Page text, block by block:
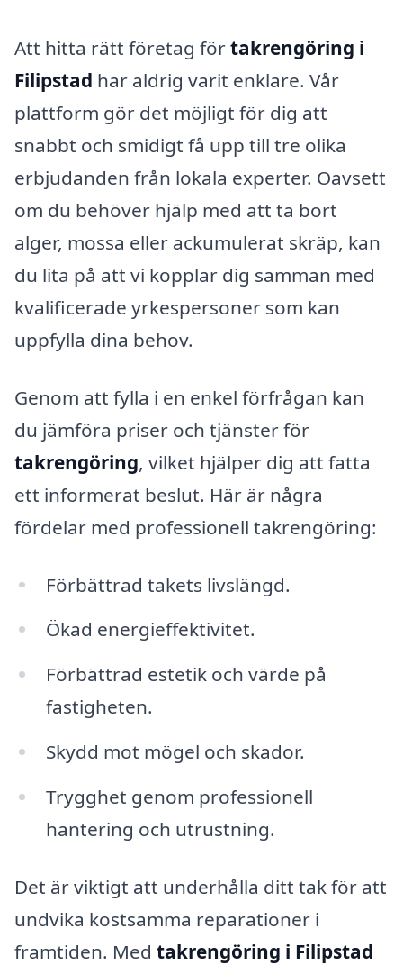
Att hitta rätt företag förtakrengöring i
Filipstad har aldrig varit enklare. Vår
plattform gör det möjligt för dig att
snabbt och smidigt få upp till tre olika
erbjudanden från lokala experter. Oavsett
om du behöver hjälp med att ta bort
alger, mossa eller ackumulerat skräp, kan
du lita på att vi kopplar dig samman med
kvalificerade yrkespersoner som kan
uppfylla dina behov.
Genom att fylla i en enkel förfrågan kan
du jämföra priser och tjänster för
takrengöring, vilket hjälper dig att fatta
ett informerat beslut. Här är några
fördelar med professionell takrengöring:
Förbättrad takets livslängd.
Ökad energieffektivitet.
Förbättrad estetik och värde på
fastigheten.
Skydd mot mögel och skador.
Trygghet genom professionell
hantering och utrustning.
Det är viktigt att underhålla ditt tak för att
undvika kostsamma reparationer i
framtiden. Med takrengöring i Filipstad